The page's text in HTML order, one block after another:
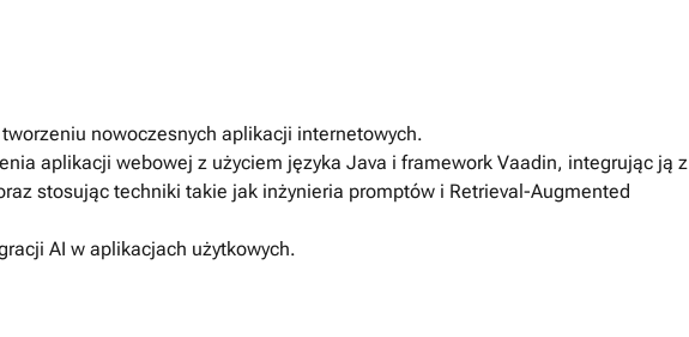
nowoczesnych aplikacji internetowych.
aplikacji webowej z użyciem języka Java i framework Vaadin, integrując ją z
stosując techniki takie jak inżynieria promptów i Retrieval-Augmented
AI w aplikacjach użytkowych.